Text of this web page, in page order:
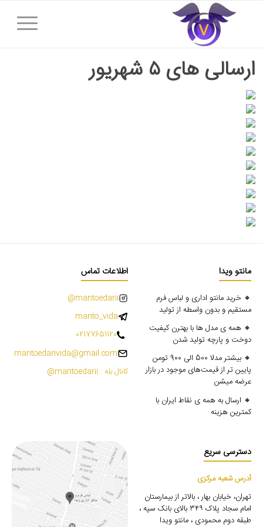
ارسالی های ۵ شهریور
مانتو ویدا
🔸 خرید مانتو اداری و لباس فرم
مستقیم و بدون واسطه از تولید
🔸 همه ی مدل ها با بهترن کیفیت
دوخت و پارچه تولید شدن
🔸 بیشتر مدلا 500 الی 900 تومن
پایین تر از قیمت‌های موجود در بازار
عرضه میشن
🔸 ارسال به همه ی نقاط ایران با
کمترین هزینه
اطلاعات تماس
mantoedarii@
manto_vida
02177651120
mantoedarivida@gmail.com
کانال بله : mantoedarii@
دسترسی سریع
آدرس شعبه مرکزی
تهران، خیابان بهار ، بالاتر از بیمارستان
امام سجاد پلاک ۳۴۹ بالای بانک سپه ،
طبقه دوم محمودی ، مانتو ویدا